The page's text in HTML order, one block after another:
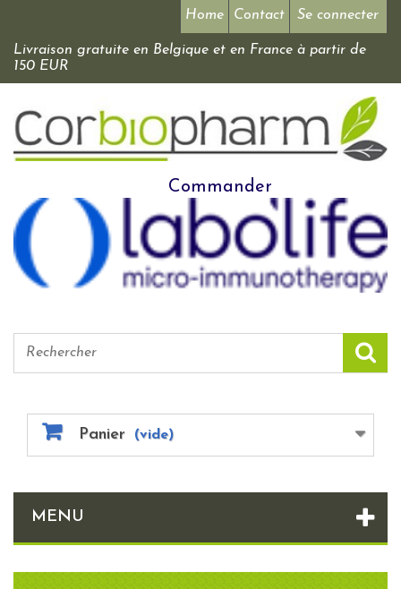
Se connecter
Home Contact
Livraison gratuite en Belgique et en France à partir de
150 EUR
Commander
Panier (vide)
MENU